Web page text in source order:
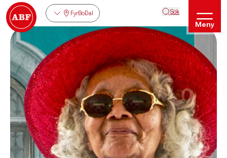
FyrBoDal Sök
Meny